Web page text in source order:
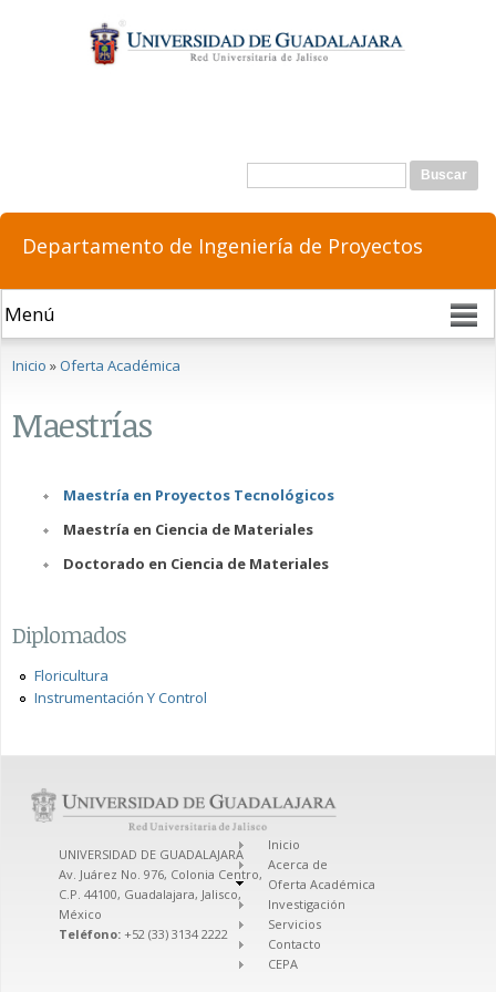
contenido
principal
Formulario de búsqueda
Buscar
Departamento de Ingeniería de Proyectos
Se encuentra usted aquí
Inicio »Oferta Académica
Maestrías
Maestría en Proyectos Tecnológicos
Maestría en Ciencia de Materiales
Doctorado en Ciencia de Materiales
Diplomados
Floricultura
Instrumentación Y Control
UNIVERSIDAD DE GUADALAJARA
Av. Juárez No. 976, Colonia Centro,
C.P. 44100, Guadalajara, Jalisco,
México
Teléfono: +52 (33) 3134 2222
Inicio
Acerca de
Oferta Académica
Investigación
Servicios
Contacto
CEPA